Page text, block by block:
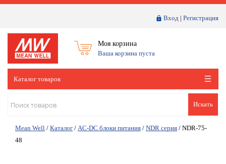
Вход | Регистрация
Моя корзина
Ваша корзина пуста
Каталог товаров
Искать
Mean Well / Каталог / AC-DC блоки питания / NDR серия / NDR-75-
48